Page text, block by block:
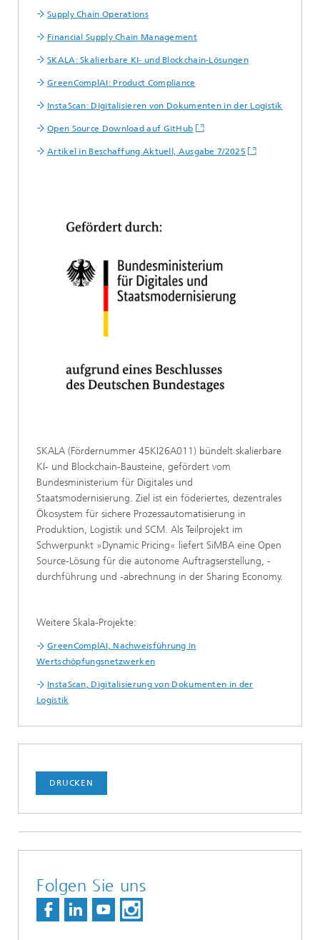
Supply Chain Operations
Financial Supply Chain Management
SKALA: Skalierbare KI- und Blockchain-Lösungen
GreenComplAI: Product Compliance
InstaScan: Digitalisieren von Dokumenten in der Logistik
Open Source Download auf GitHub
Artikel in Beschaffung Aktuell, Ausgabe 7/2025
SKALA (Fördernummer 45KI26A011) bündelt skalierbare
KI‑ und Blockchain‑Bausteine, gefördert vom
Bundesministerium für Digitales und
Staatsmodernisierung. Ziel ist ein föderiertes, dezentrales
Ökosystem für sichere Prozessautomatisierung in
Produktion, Logistik und SCM. Als Teilprojekt im
Schwerpunkt »Dynamic Pricing« liefert SiMBA eine Open
Source-Lösung für die autonome Auftragserstellung, -
durchführung und -abrechnung in der Sharing Economy.
Weitere Skala-Projekte:
GreenComplAI, Nachweisführung in
Wertschöpfungsnetzwerken
InstaScan, Digitalisierung von Dokumenten in der
Logistik
DRUCKEN
Folgen Sie uns